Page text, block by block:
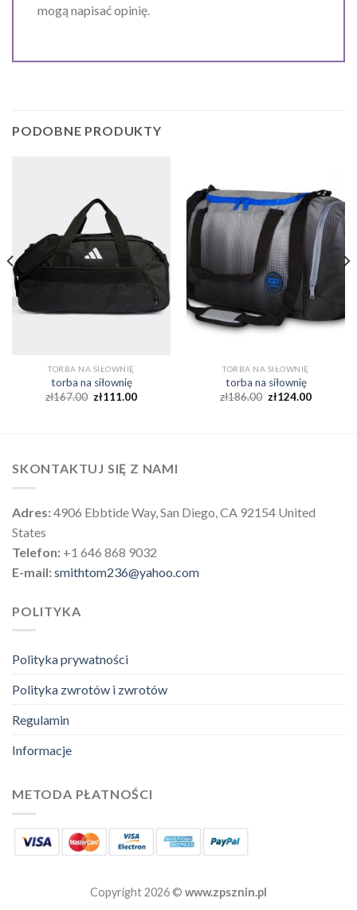
mogą napisać opinię.
PODOBNE PRODUKTY
TORBA NA SIŁOWNIĘ
torba na siłownię
zł167.00 zł111.00
TORBA NA SIŁOWNIĘ
torba na siłownię
zł186.00 zł124.00
SKONTAKTUJ SIĘ Z NAMI
Adres:4906 Ebbtide Way, San Diego, CA 92154 United
States
Telefon: +1 646 868 9032
E-mail:smithtom236@yahoo.com
POLITYKA
Polityka prywatności
Polityka zwrotów i zwrotów
Regulamin
Informacje
METODA PŁATNOŚCI
Copyright 2026 © www.zpsznin.pl